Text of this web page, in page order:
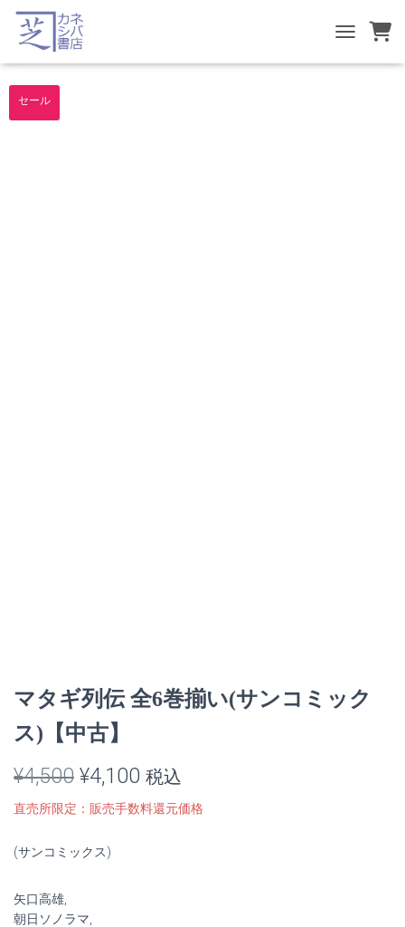
TOGGLE
セール
マタギ列伝 全6巻揃い(サンコミック
ス)【中古】
¥4,500 元
の
価
は
¥4,100 現
在
税込
直売所限定：販売手数料還元価格
(サンコミックス)
矢口高雄,
朝日ソノラマ,